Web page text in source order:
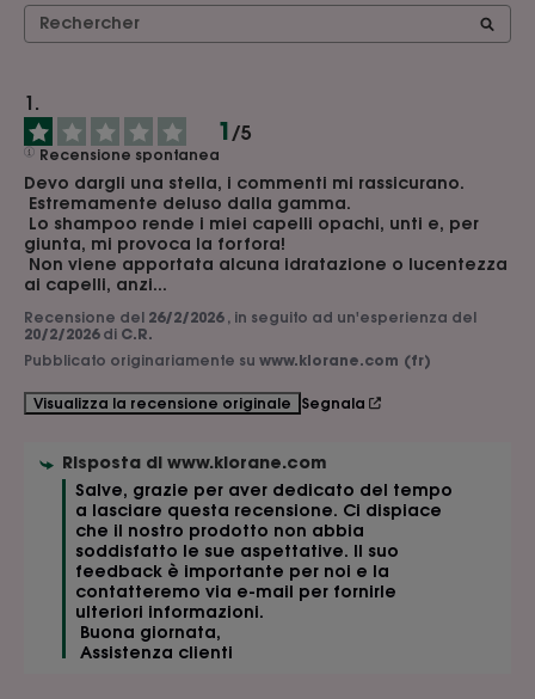
1/5
Recensione spontanea
Devo dargli una stella, i commenti mi rassicurano.
giunta, mi provoca la forfora!
ai capelli, anzi...
Recensione del 26/2/2026 , in seguito ad un'esperienza del
20/2/2026 di C.R.
Pubblicato originariamente su www.klorane.com (fr)
Visualizza la recensione originale Segnala
Risposta di www.klorane.com
Salve, grazie per aver dedicato del tempo
a lasciare questa recensione. Ci dispiace
che il nostro prodotto non abbia
soddisfatto le sue aspettative. Il suo
feedback è importante per noi e la
contatteremo via e-mail per fornirle
ulteriori informazioni.
Assistenza clienti